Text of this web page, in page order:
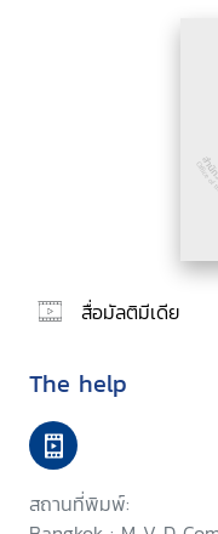
สื่อมัลติมีเดีย
The help
สถานที่พิมพ์: